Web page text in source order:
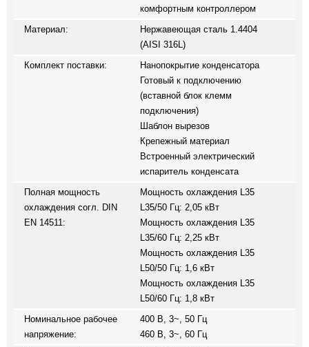
комфортным контроллером
Материал:
Нержавеющая сталь 1.4404
(AISI 316L)
Комплект поставки:
Нанопокрытие конденсатора
Готовый к подключению
(вставной блок клемм
подключения)
Шаблон вырезов
Крепежный материал
Встроенный электрический
испаритель конденсата
Полная мощность
охлаждения согл. DIN
EN 14511:
Мощность охлаждения L35
L35/50 Гц: 2,05 кВт
Мощность охлаждения L35
L35/60 Гц: 2,25 кВт
Мощность охлаждения L35
L50/50 Гц: 1,6 кВт
Мощность охлаждения L35
L50/60 Гц: 1,8 кВт
Номинальное рабочее
напряжение:
400 В, 3~, 50 Гц
460 В, 3~, 60 Гц